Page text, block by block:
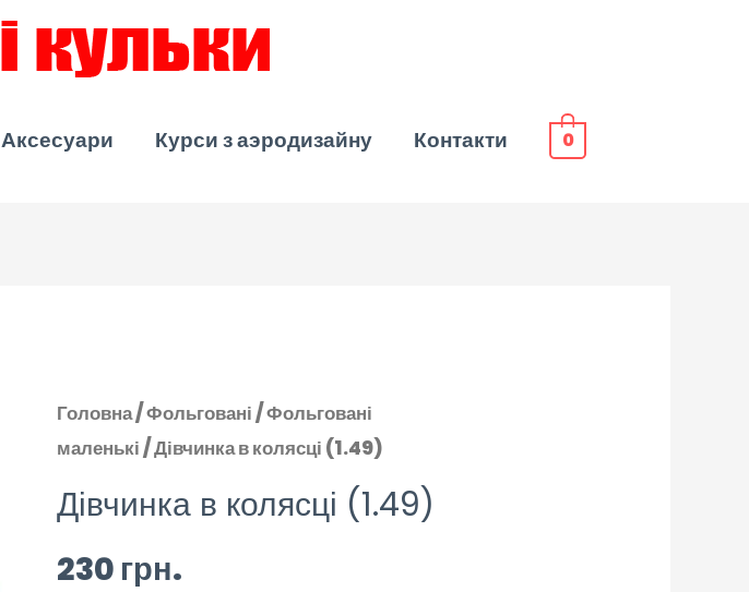
Аксесуари Курси з аэродизайну Контакти 0
Головна/Фольговані/Фольговані
маленькі/ Дівчинка в колясці (1.49)
Дівчинка в колясці (1.49)
230 грн.